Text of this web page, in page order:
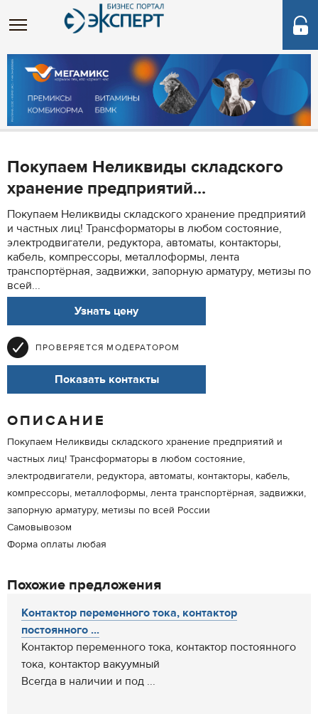
Покупаем Неликвиды складского
хранение предприятий...
Покупаем Неликвиды складского хранение предприятий
и частных лиц! Трансформаторы в любом состояние,
электродвигатели, редуктора, автоматы, контакторы,
кабель, компрессоры, металлоформы, лента
транспортёрная, задвижки, запорную арматуру, метизы по
всей...
Узнать цену
ПРОВЕРЯЕТСЯ МОДЕРАТОРОМ
Показать контакты
ОПИСАНИЕ
Покупаем Неликвиды складского хранение предприятий и
частных лиц! Трансформаторы в любом состояние,
электродвигатели, редуктора, автоматы, контакторы, кабель,
компрессоры, металлоформы, лента транспортёрная, задвижки,
запорную арматуру, метизы по всей России
Самовывозом
Форма оплаты любая
Похожие предложения
Контактор переменного тока, контактор
постоянного ...
Контактор переменного тока, контактор постоянного
тока, контактор вакуумный
Всегда в наличии и под ...